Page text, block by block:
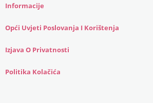
Informacije
Opći Uvjeti Poslovanja I Korištenja
Izjava O Privatnosti
Politika Kolačića